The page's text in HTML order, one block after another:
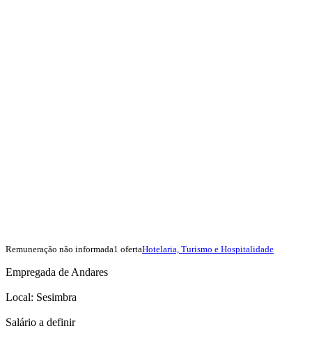
Remuneração não informada1 ofertaHotelaria, Turismo e Hospitalidade
Empregada de Andares
Local: Sesimbra
Salário a definir